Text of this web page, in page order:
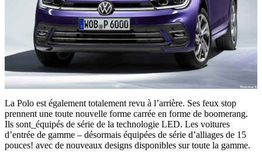
La Polo est également totalement revu à l’arrière. Ses feux stop
prennent une toute nouvelle forme carrée en forme de boomerang.
Ils sont_équipés de série de la technologie LED. Les voitures
d’entrée de gamme – désormais équipées de série d’alliages de 15
pouces! avec de nouveaux designs disponibles sur toute la gamme.